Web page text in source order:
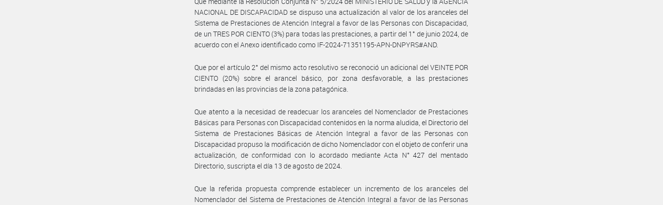
NACIONAL DE DISCAPACIDAD se dispuso una actualización al valor de los aranceles del
Sistema de Prestaciones de Atención Integral a favor de las Personas con Discapacidad,
de un TRES POR CIENTO (3%) para todas las prestaciones, a partir del 1° de junio 2024, de
acuerdo con el Anexo identificado como IF-2024-71351195-APN-DNPYRS#AND.
Que por el artículo 2° del mismo acto resolutivo se reconoció un adicional del VEINTE POR
CIENTO (20%) sobre el arancel básico, por zona desfavorable, a las prestaciones
brindadas en las provincias de la zona patagónica.
Que atento a la necesidad de readecuar los aranceles del Nomenclador de Prestaciones
Básicas para Personas con Discapacidad contenidos en la norma aludida, el Directorio del
Sistema de Prestaciones Básicas de Atención Integral a favor de las Personas con
Discapacidad propuso la modificación de dicho Nomenclador con el objeto de conferir una
actualización, de conformidad con lo acordado mediante Acta N° 427 del mentado
Directorio, suscripta el día 13 de agosto de 2024.
Que la referida propuesta comprende establecer un incremento de los aranceles del
Nomenclador del Sistema de Prestaciones de Atención Integral a favor de las Personas